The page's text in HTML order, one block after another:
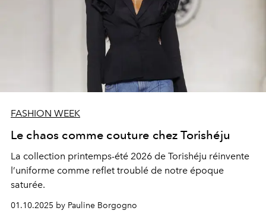
FASHION WEEK
Le chaos comme couture chez Torishéju
La collection printemps-été 2026 de Torishéju réinvente
l’uniforme comme reflet troublé de notre époque
saturée.
01.10.2025 by Pauline Borgogno